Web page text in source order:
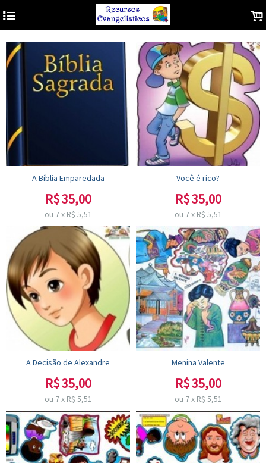
4 .
A Bíblia Emparedada
R$35,00
ou 7x R$ 5,51
Você é rico?
R$35,00
ou 7x R$ 5,51
A Decisão de Alexandre
R$35,00
ou 7x R$ 5,51
Menina Valente
R$35,00
ou 7x R$ 5,51